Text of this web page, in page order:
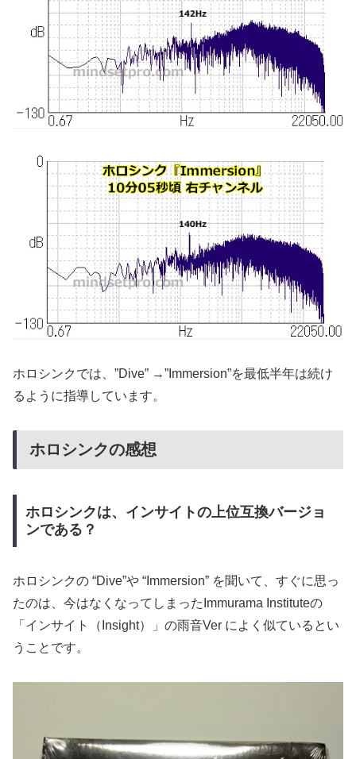
ホロシンクでは、”Dive” →”Immersion”を最低半年は続け
るように指導しています。
ホロシンクの感想
ホロシンクは、インサイトの上位互換バージョ
ンである？
ホロシンクの “Dive”や “Immersion” を聞いて、すぐに思っ
たのは、今はなくなってしまったImmurama Instituteの
「インサイト（Insight）」の雨音Ver によく似ているとい
うことです。